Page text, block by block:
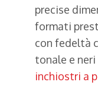
precise
formati
con fedeltà
tonale e
inchiostri a